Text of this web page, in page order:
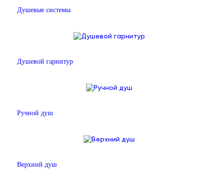
Душевые системы
Душевой гарнитур
Ручной душ
Верхний душ